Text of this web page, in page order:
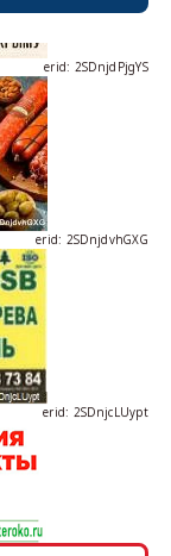
erid: 2SDnjdPjgYS
erid: 2SDnjdvhGXG
erid: 2SDnjcLUypt